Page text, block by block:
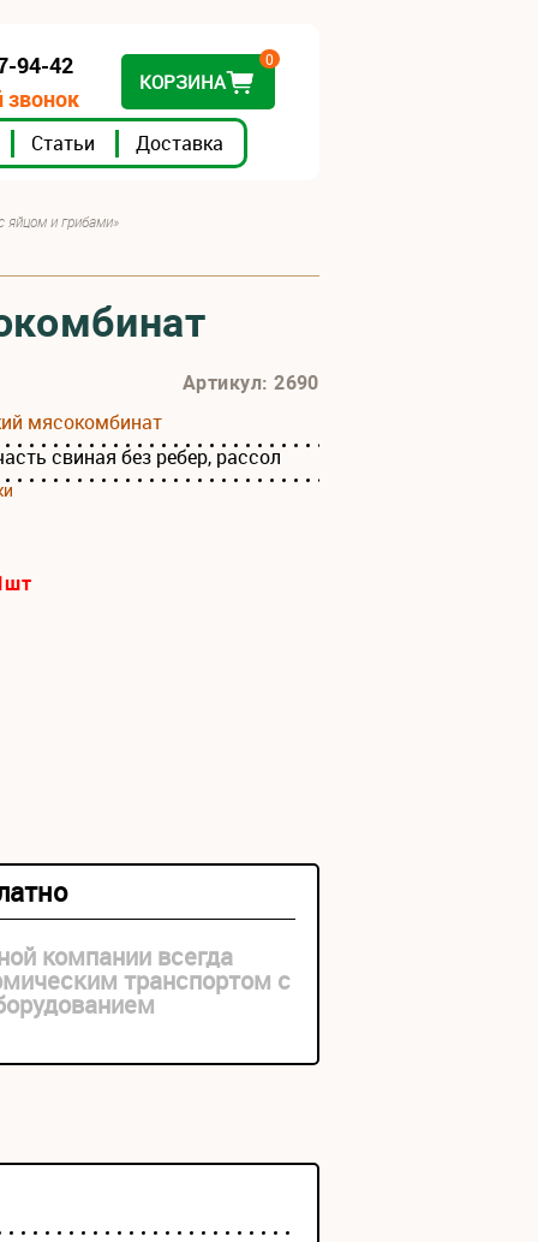
Статьи Доставка
94-42
КОРЗИНА
0
яйцом и грибами»
Артикул: 2690
мясокомбинат
свиная без ребер, рассол
шт
компании всегда
транспортом с